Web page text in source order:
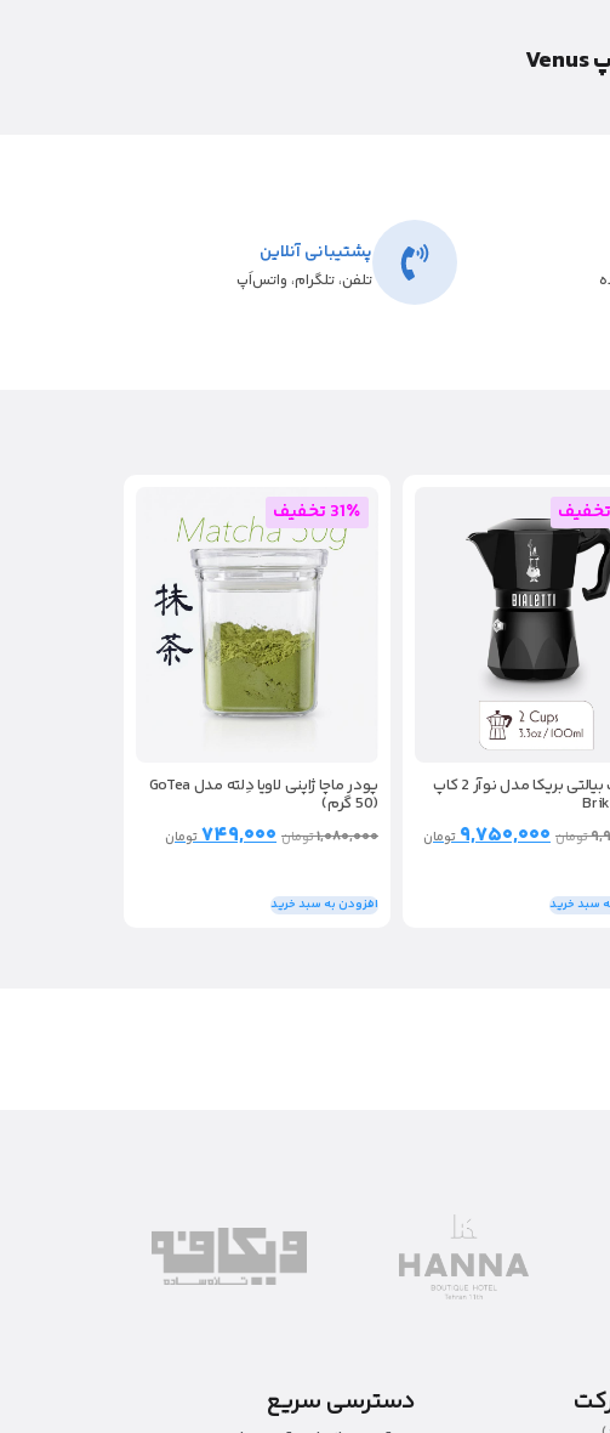
پشتیبانی آنلاین
تلفن، تلگرام، واتس‌اَپ
موکاپات بیالتی بریکا مدل نوآر 2 کاپ
تومان ۹,۷۵۰,۰۰۰تومان
سبد خرید
31٪ تخفیف
پودر ماچا ژاپنی لاویا دِلته مدل GoTea
(50 گرم)
۱,۰۸۰,۰۰۰تومان ۷۴۹,۰۰۰تومان
افزودن به سبد خرید
دسترسی سریع